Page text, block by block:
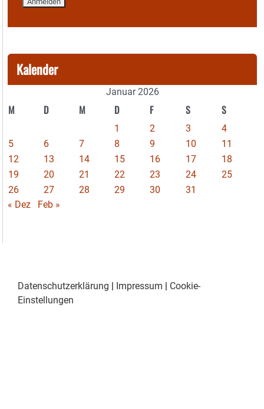
Kalender
Januar 2026
M D M D F S S
1 2 3
4
5
6 7 8 9 10
11
12
13 14 15 16 17
18
19
20 21 22 23 24
25
26
27 28 29 30
31
« Dez
Feb »
Datenschutzerklärung | Impressum | Cookie-
Einstellungen